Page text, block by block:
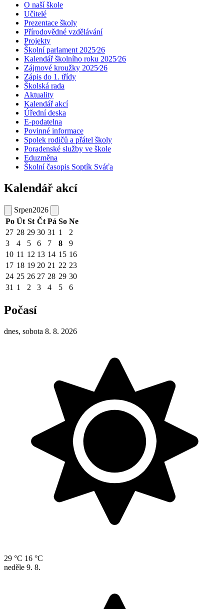
O naší škole
Učitelé
Prezentace školy
Přírodovědné vzdělávání
Projekty
Školní parlament 2025⁄26
Kalendář školního roku 2025⁄26
Zájmové kroužky 2025⁄26
Zápis do 1. třídy
Školská rada
Aktuality
Kalendář akcí
Úřední deska
E-podatelna
Povinné informace
Spolek rodičů a přátel školy
Poradenské služby ve škole
Eduzměna
Školní časopis Soptík Sváťa
Kalendář akcí
Srpen2026
Po Út St Čt Pá So Ne
27 28 29 30 31 1
2
3
4 5 6 7 8
9
10 11 12 13 14 15 16
17 18 19 20 21 22 23
24 25 26 27 28 29 30
31 1 2 3 4 5 6
Počasí
dnes, sobota 8. 8. 2026
29 °C 16 °C
neděle 9. 8.